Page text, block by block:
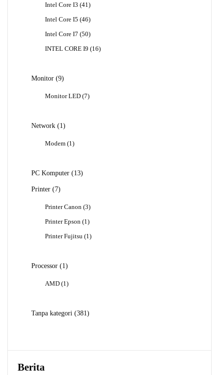
Intel Core I3 41 41
Intel Core I5 4646
Intel Core I7 5050
INTEL CORE I9
1616
Monitor 99
Monitor LED 77
Network 11
Modem 1 1
PC Komputer 1313
Printer
77
Printer Canon 33
Printer Epson
1 1
Printer Fujitsu
1 1
Processor 11
AMD 1 1
Tanpa kategori 381381
Berita